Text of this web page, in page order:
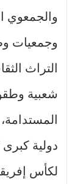
والجمعوي
وجمعيات
التراث
شعبية